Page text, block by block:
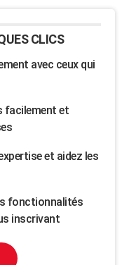
CLICS
avec ceux qui
facilement et
et aidez les
fonctionnalités
inscrivant